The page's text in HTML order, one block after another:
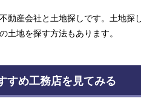
動産会社と土地探しです。土地探
土地を探す方法もあります。
すめ工務店を見てみる